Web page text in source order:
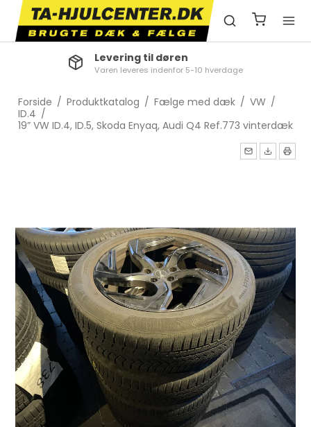
Levering til døren
Varen leveres indenfor 5-10 hverdage
Forside / Produktkatalog / Fælge med dæk / VW /
ID.4 /
19” VW ID.4, ID.5, Skoda Enyaq, Audi Q4 Ref.773 vinterdæk